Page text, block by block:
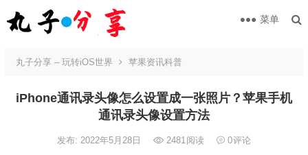
菜单
丸子分享 – 玩转iOS世界 苹果资讯科普
iPhone通讯录头像怎么设置成一张照片？苹果手机
通讯录头像设置方法
发布: 2022年5月28日 2481阅读 0评论